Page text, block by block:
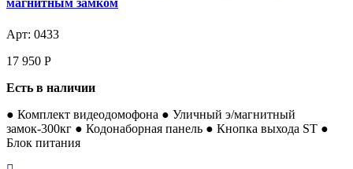
магнитным замком
Арт: 0433
17 950 Р
Есть в наличии
● Комплект видеодомофона ● Уличный э/магнитный
замок-300кг ● Кодонаборная панель ● Кнопка выхода ST ●
Блок питания